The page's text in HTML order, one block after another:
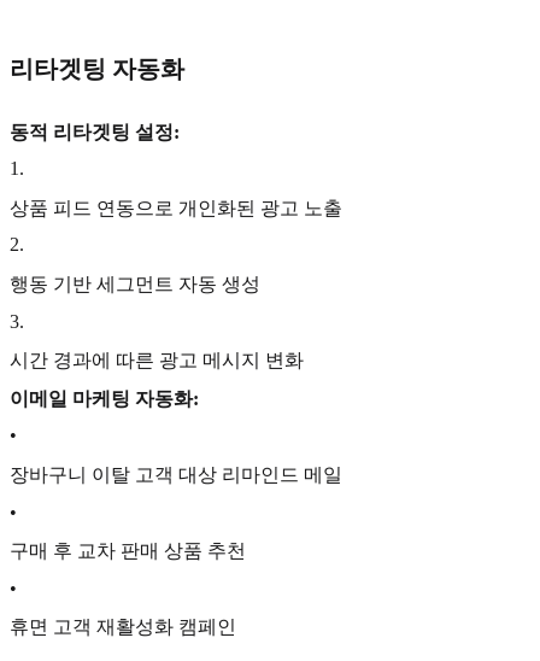
리타겟팅 자동화
동적 리타겟팅 설정:
1 .
상품 피드 연동으로 개인화된 광고 노출
2.
행동 기반 세그먼트 자동 생성
3.
시간 경과에 따른 광고 메시지 변화
이메일 마케팅 자동화:
•
장바구니 이탈 고객 대상 리마인드 메일
•
구매 후 교차 판매 상품 추천
•
휴면 고객 재활성화 캠페인